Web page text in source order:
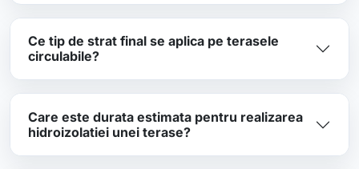
Ce tip de strat final se aplica pe terasele
circulabile?
Care este durata estimata pentru realizarea
hidroizolatiei unei terase?